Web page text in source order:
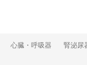
心臓・呼吸器 腎泌尿